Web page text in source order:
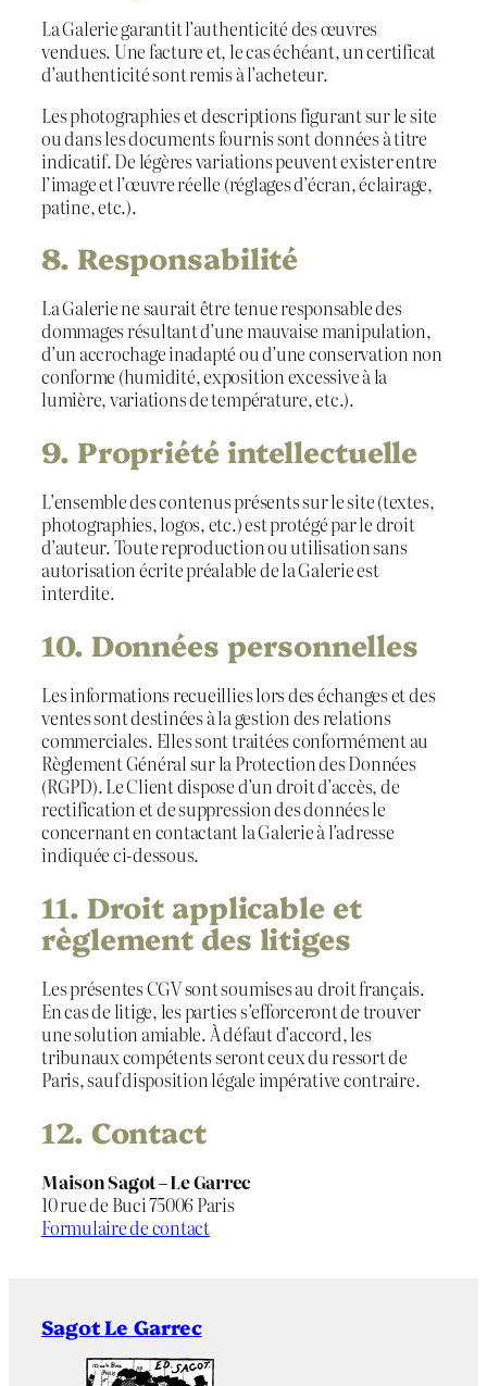
La Galerie garantit l’authenticité des œuvres
vendues. Une facture et, le cas échéant, un certificat
d’authenticité sont remis à l’acheteur.
Les photographies et descriptions figurant sur le site
ou dans les documents fournis sont données à titre
indicatif. De légères variations peuvent exister entre
l’image et l’œuvre réelle (réglages d’écran, éclairage,
patine, etc.).
8. Responsabilité
La Galerie ne saurait être tenue responsable des
dommages résultant d’une mauvaise manipulation,
d’un accrochage inadapté ou d’une conservation non
conforme (humidité, exposition excessive à la
lumière, variations de température, etc.).
9. Propriété intellectuelle
L’ensemble des contenus présents sur le site (textes,
photographies, logos, etc.) est protégé par le droit
d’auteur. Toute reproduction ou utilisation sans
autorisation écrite préalable de la Galerie est
interdite.
10. Données personnelles
Les informations recueillies lors des échanges et des
ventes sont destinées à la gestion des relations
commerciales. Elles sont traitées conformément au
Règlement Général sur la Protection des Données
(RGPD). Le Client dispose d’un droit d’accès, de
rectification et de suppression des données le
concernant en contactant la Galerie à l’adresse
indiquée ci-dessous.
11. Droit applicable et
règlement des litiges
Les présentes CGV sont soumises au droit français.
En cas de litige, les parties s’efforceront de trouver
une solution amiable. À défaut d’accord, les
tribunaux compétents seront ceux du ressort de
Paris, sauf disposition légale impérative contraire.
12. Contact
Maison Sagot – Le Garrec
10 rue de Buci 75006 Paris
Formulaire de contact
Sagot Le Garrec